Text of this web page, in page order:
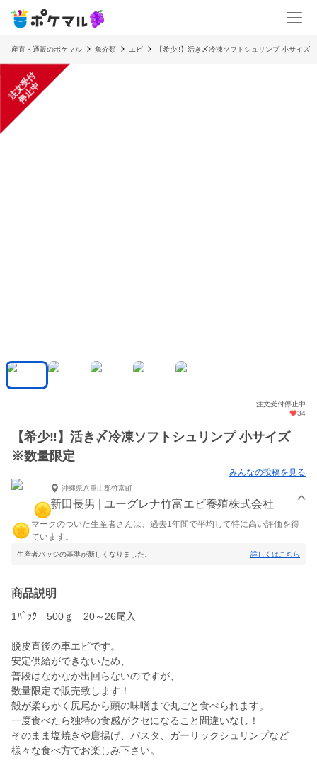
産直・通販のポケマル 魚介類 エビ 【希少‼】活き〆冷凍ソフトシュリンプ 小サイ
注
文
受
付
停
止
中
注文受付停止中
34
【希少‼】活き〆冷凍ソフトシュリンプ 小サイズ
※数量限定
みんなの投稿を見る
沖縄県八重山郡竹富町
新田長男 | ユーグレナ竹富エビ養殖株式会社
マークのついた生産者さんは、過去1年間で平均して特に高い評価を得
ています。
生産者バッジの基準が新しくなりました。 詳しくはこちら
商品説明
1ﾊﾟｯｸ 500ｇ 20～26尾入
脱皮直後の車エビです。
安定供給ができないため、
普段はなかなか出回らないのですが、
数量限定で販売致します！
殻が柔らかく尻尾から頭の味噌まで丸ごと食べられます。
一度食べたら独特の食感がクセになること間違いなし！
そのまま塩焼きや唐揚げ、パスタ、ガーリックシュリンプなど
様々な食べ方でお楽しみ下さい。